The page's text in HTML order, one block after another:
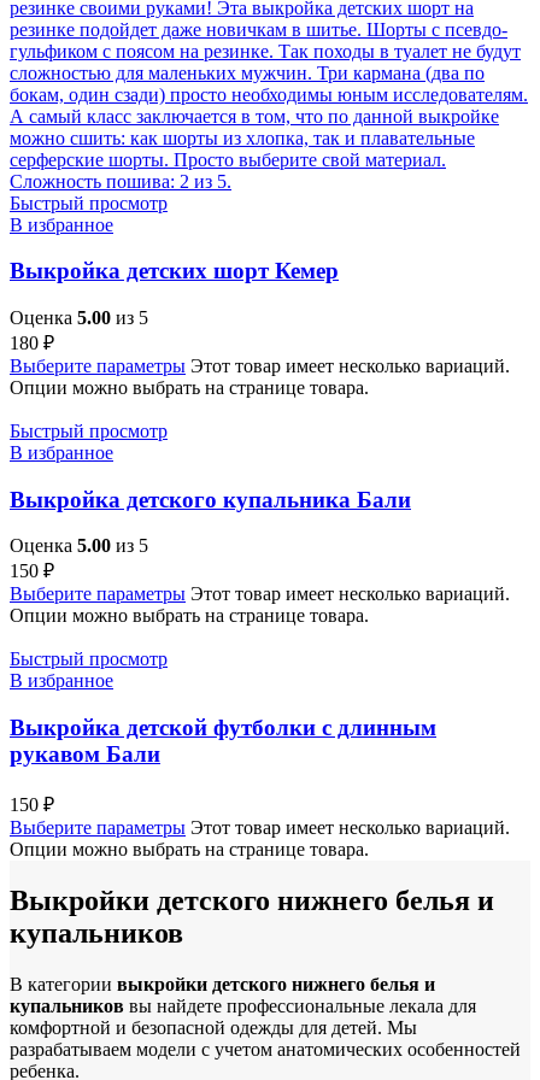
Быстрый просмотр
В избранное
Выкройка детских шорт Кемер
Оценка 5.00 из 5
180 ₽
Выберите параметры Этот товар имеет несколько вариаций.
Опции можно выбрать на странице товара.
Быстрый просмотр
В избранное
Выкройка детского купальника Бали
Оценка 5.00 из 5
150 ₽
Выберите параметры Этот товар имеет несколько вариаций.
Опции можно выбрать на странице товара.
Быстрый просмотр
В избранное
Выкройка детской футболки с длинным
рукавом Бали
150 ₽
Выберите параметры Этот товар имеет несколько вариаций.
Опции можно выбрать на странице товара.
Выкройки детского нижнего белья и
купальников
В категории выкройки детского нижнего белья и
купальников вы найдете профессиональные лекала для
комфортной и безопасной одежды для детей. Мы
разрабатываем модели с учетом анатомических особенностей
ребенка.